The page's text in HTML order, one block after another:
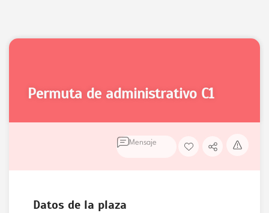
permuta de administrativo C1
Mensaje
Datos de la plaza